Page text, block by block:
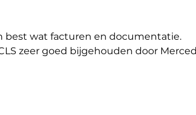
best wat facturen en documentatie.
zeer goed bijgehouden door